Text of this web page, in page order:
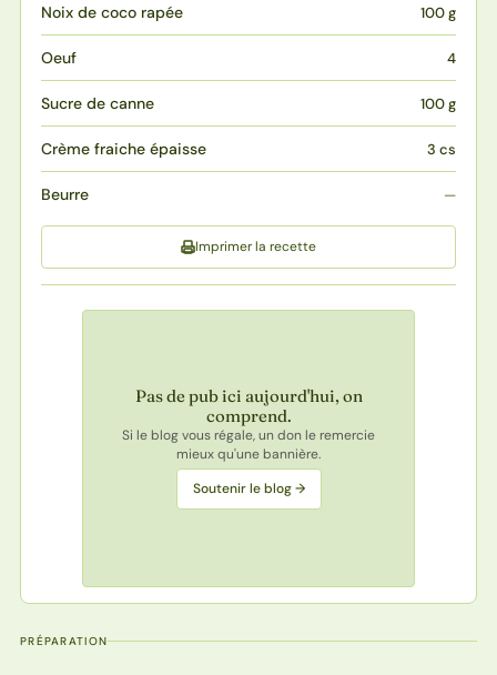
Noix de coco rapée 100 g
Oeuf 4
Sucre de canne 100 g
Crème fraiche épaisse 3 cs
Beurre —
Imprimer la recette
Pas de pub ici aujourd'hui, on
comprend.
Si le blog vous régale, un don le remercie
mieux qu'une bannière.
Soutenir le blog →
PRÉPARATION